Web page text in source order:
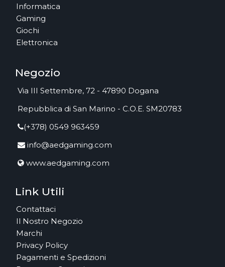
Informatica
Gaming
Giochi
Elettronica
Negozio
Via III Settembre, 72 - 47890 Dogana
Repubblica di San Marino - C.O.E. SM20783
(+378) 0549 963459
info@aedgaming.com
www.aedgaming.com
Link Utili
Contattaci
Il Nostro Negozio
Marchi
Privacy Policy
Pagamenti e Spedizioni